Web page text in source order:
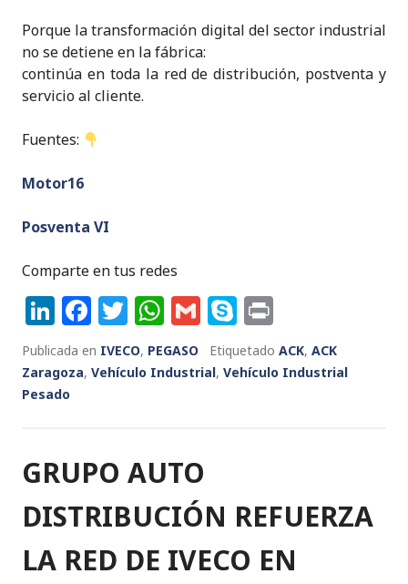
Porque la transformación digital del sector industrial
no se detiene en la fábrica:
continúa en toda la red de distribución, postventa y
servicio al cliente.
Fuentes:
Motor16
Posventa VI
Comparte en tus redes
Li
n
k
e
n
F
a
c
o
o
k
T
w
it
W
h
a
p
p
G
m
ai
S
k
y
ri
n
Publicada en IVECO, PEGASO Etiquetado ACK, ACK
Zaragoza, Vehículo Industrial, Vehículo Industrial
Pesado
GRUPO AUTO
DISTRIBUCIÓN REFUERZA
LA RED DE IVECO EN